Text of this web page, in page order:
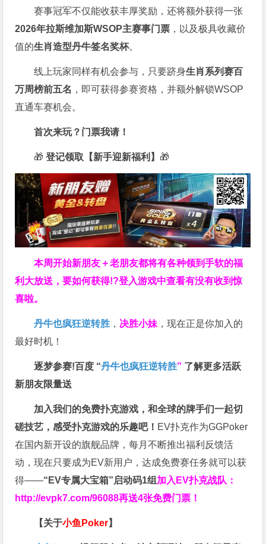
赛事冠军不仅能收获丰厚奖励，还将额外获得一张
2026年拉斯维加斯WSOP主赛事门票 ，以及极具收藏价
值的生肖造型丹牛签名奖杯。
线上玩家同样有机会参与，只要跻身生肖系列赛百
万周榜前五名 ，即可获得参赛资格，并额外解锁WSOP
直通车赛机会。
首次来玩？门票我请！
🎁 登记领取【新手迎新福利】 🎁
本周开始新朋友＋老朋友都将有各种领到手软的福
利大放送，要如何获得!?登入游戏中查看有没有收到惊
喜啦。
丹牛也疯狂逆转胜 ， 决胜小妹 ，现在正是你加入的
最好时机！
逐梦参赛!百度 “丹牛也疯狂逆转胜” 了解更多活跃
新朋友限量送
加入我们的免费扑克游戏，和全球的牌手们一起切
磋技艺，感受扑克游戏的乐趣吧！ EV扑克作为GGPoker
在国内新开设的旗舰品牌，每月不断推出福利反馈活
动，现在只要成为EV新用户，达成免费赛任务就可以获
得——“EV专属大宝箱”启动码1组 加入EV扑克战队：
http://evpk7.com/96088再送4张免费门票！
【关于小鱼Poker】